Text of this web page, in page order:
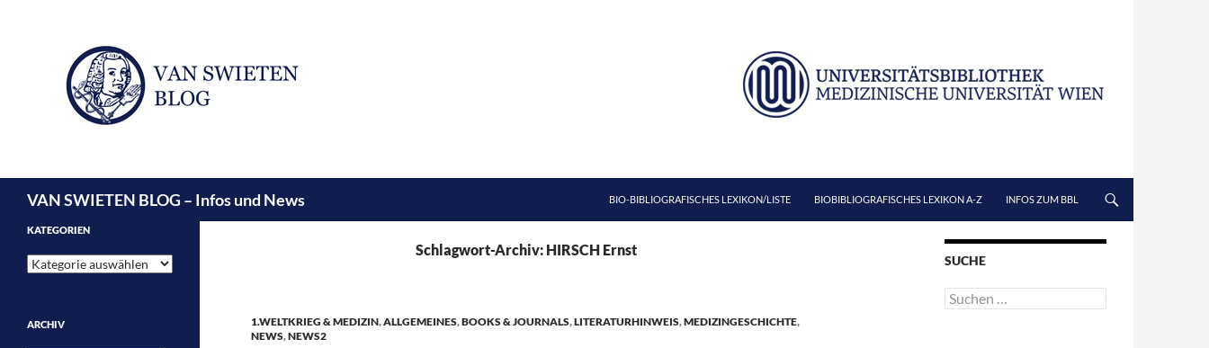
VAN SWIETEN BLOG – Infos und News
BIO-BIBLIOGRAFISCHES LEXIKON/LISTE
BIOBIBLIOGRAFISCHES LEXIKON A-Z INFOS ZUM BBL
Schlagwort-Archiv: HIRSCH Ernst
1.WELTKRIEG & MEDIZIN,ALLGEMEINES,BOOKS & JOURNALS,LITERATURHINWEIS,MEDIZINGESCHICHTE,
NEWS,NEWS2
SUCHE
Suchen
nach:
KATEGORIEN
Kategorien
ARCHIV